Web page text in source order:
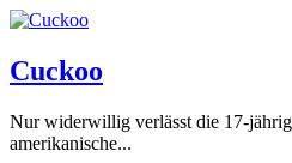
Cuckoo
Nur widerwillig verlässt die 17-
amerikanische...